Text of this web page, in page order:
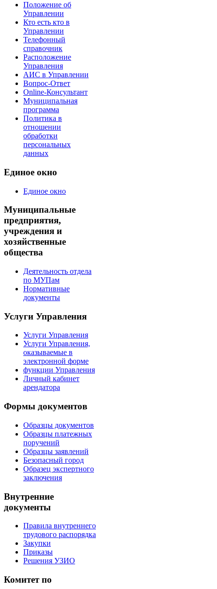
Положение об
Управлении
Кто есть кто в
Управлении
Телефонный
справочник
Расположение
Управления
АИС в Управлении
Вопрос-Ответ
Online-Консультант
Муниципальная
программа
Политика в
отношении
обработки
персональных
данных
Единое окно
Единое окно
Муниципальные
предприятия,
учреждения и
хозяйственные
общества
Деятельность отдела
по МУПам
Нормативные
документы
Услуги Управления
Услуги Управления
Услуги Управления,
оказываемые в
электронной форме
функции Управления
Личный кабинет
арендатора
Формы документов
Образцы документов
Образцы платежных
поручений
Образцы заявлений
Безопасный город
Образец экспертного
заключения
Внутренние
документы
Правила внутреннего
трудового распорядка
Закупки
Приказы
Решения УЗИО
Комитет по